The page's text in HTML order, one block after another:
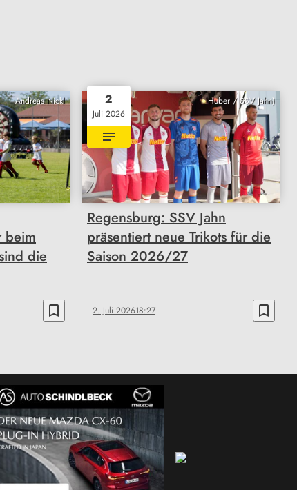
Andreas Nickl
beim
die
bookmark_border
Huber / SSV Jahn)
2
Juli 2026
Regensburg: SSV Jahn
präsentiert neue Trikots für die
Saison 2026/27
2. Juli 202618:27 bookmark_border